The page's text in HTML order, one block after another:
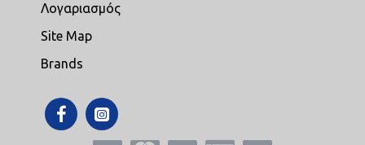
Λογαριασμός
Site Map
Brands